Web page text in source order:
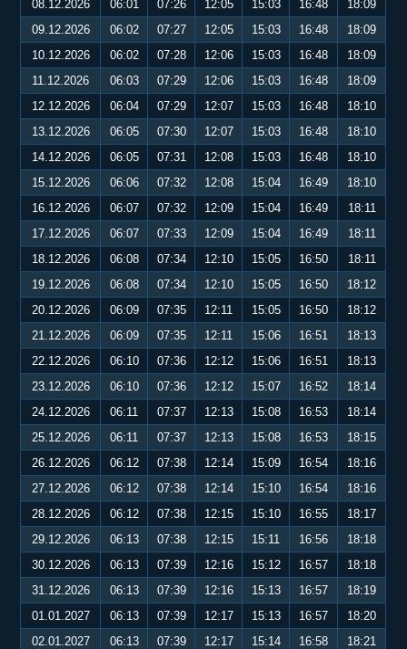
08.12.2026
06:01 07:26 12:05 15:03 16:48
18:09
09.12.2026
06:02 07:27 12:05 15:03 16:48
18:09
10.12.2026
06:02 07:28 12:06 15:03 16:48
18:09
11.12.2026
06:03 07:29 12:06 15:03 16:48
18:09
12.12.2026
06:04 07:29 12:07 15:03 16:48
18:10
13.12.2026
06:05 07:30 12:07 15:03 16:48
18:10
14.12.2026
06:05 07:31 12:08 15:03 16:48
18:10
15.12.2026
06:06 07:32 12:08 15:04 16:49
18:10
16.12.2026
06:07 07:32 12:09 15:04 16:49
18:11
17.12.2026
06:07 07:33 12:09 15:04 16:49
18:11
18.12.2026
06:08 07:34 12:10 15:05 16:50
18:11
19.12.2026
06:08 07:34 12:10 15:05 16:50
18:12
20.12.2026
06:09 07:35 12:11 15:05 16:50
18:12
21.12.2026
06:09 07:35 12:11 15:06 16:51
18:13
22.12.2026
06:10 07:36 12:12 15:06 16:51
18:13
23.12.2026
06:10 07:36 12:12 15:07 16:52
18:14
24.12.2026
06:11 07:37 12:13 15:08 16:53
18:14
25.12.2026
06:11 07:37 12:13 15:08 16:53
18:15
26.12.2026
06:12 07:38 12:14 15:09 16:54
18:16
27.12.2026
06:12 07:38 12:14 15:10 16:54
18:16
28.12.2026
06:12 07:38 12:15 15:10 16:55
18:17
29.12.2026
06:13 07:38 12:15 15:11 16:56
18:18
30.12.2026
06:13 07:39 12:16 15:12 16:57
18:18
31.12.2026
06:13 07:39 12:16 15:13 16:57
18:19
01.01.2027
06:13 07:39 12:17 15:13 16:57
18:20
02.01.2027
06:13 07:39 12:17 15:14 16:58
18:21